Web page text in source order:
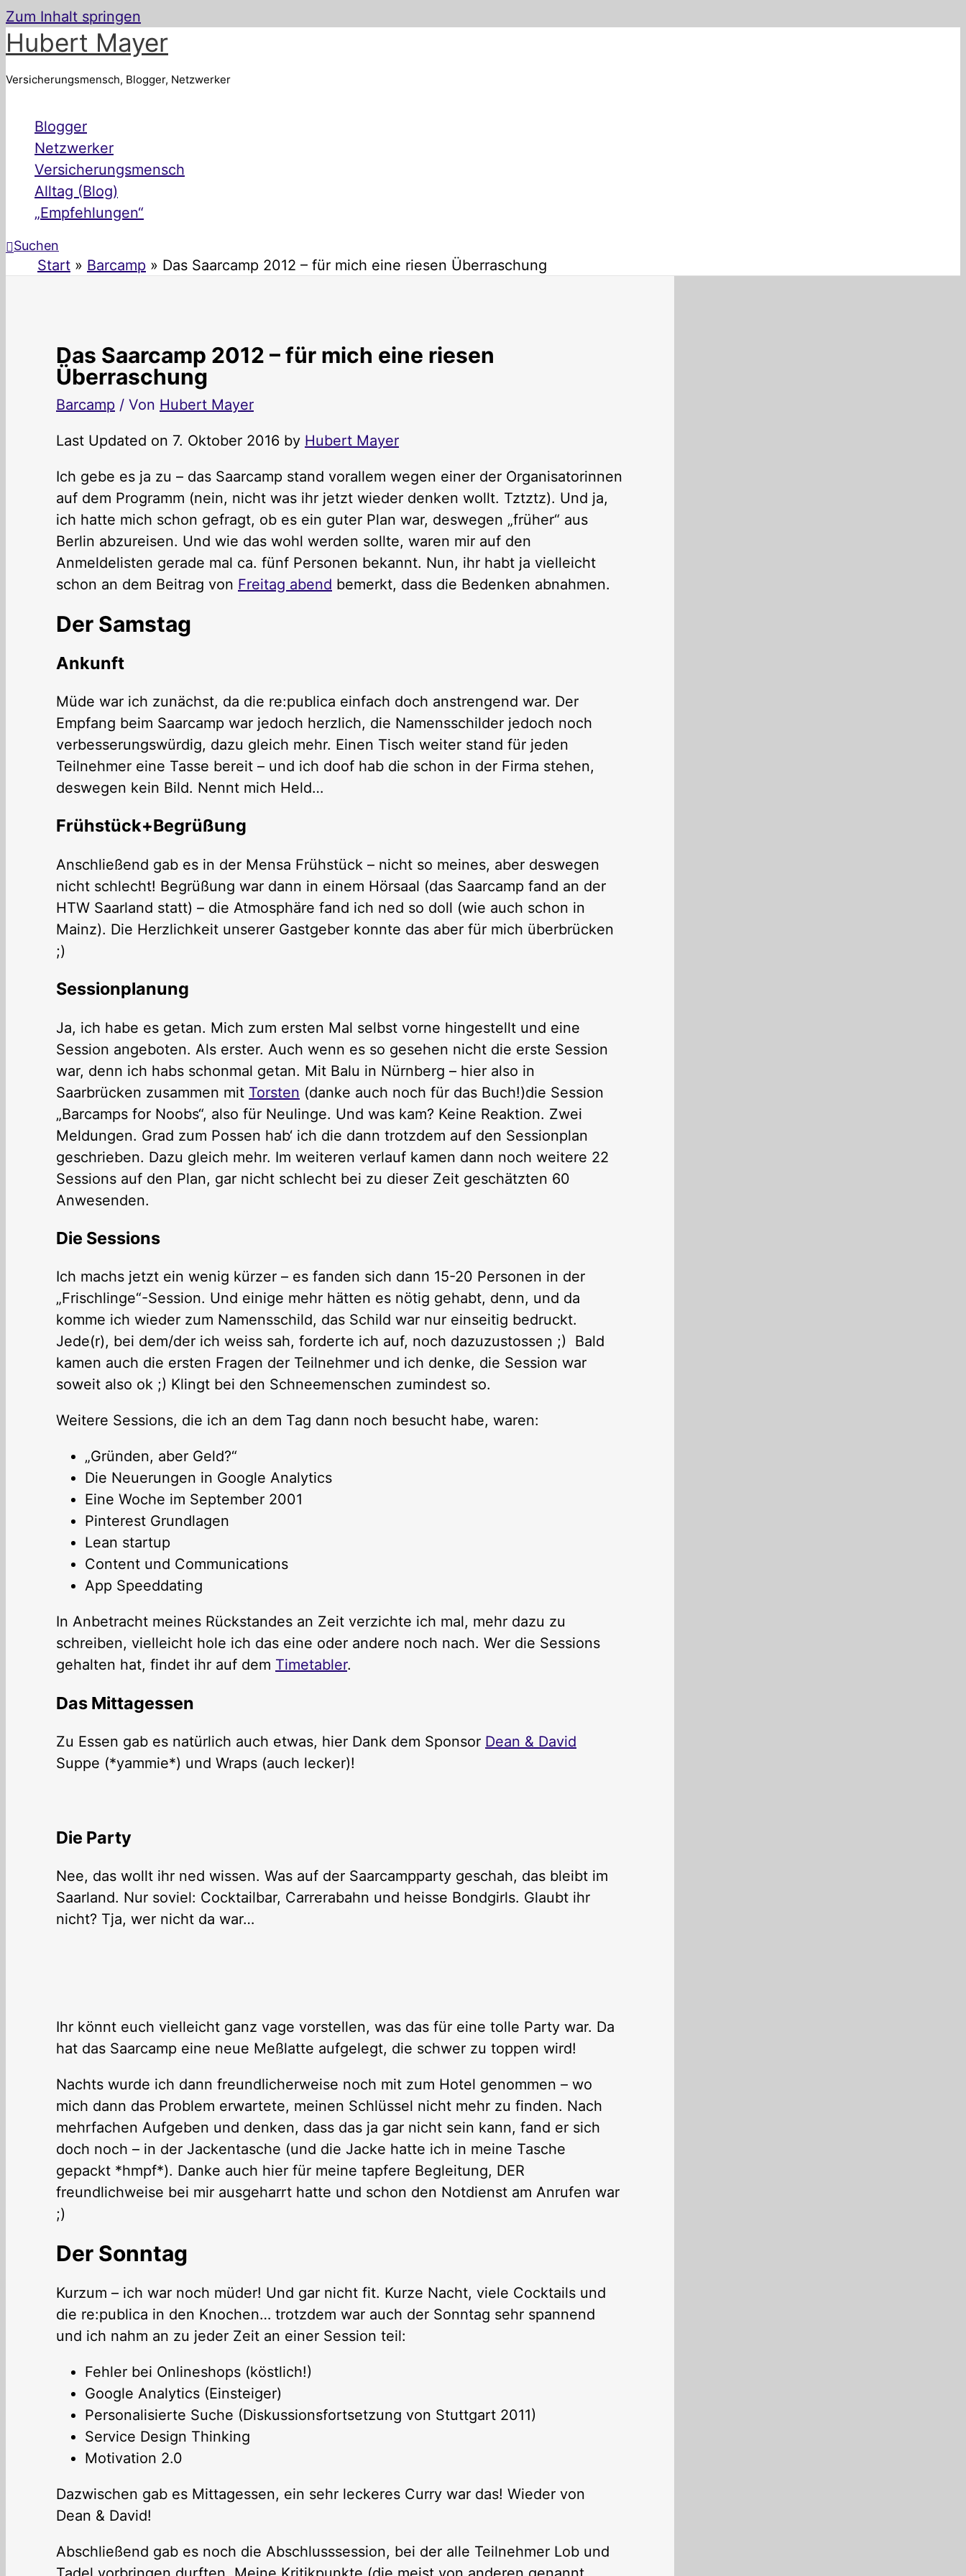
Zum Inhalt springen
Hubert Mayer
Versicherungsmensch, Blogger, Netzwerker
Blogger
Netzwerker
Versicherungsmensch
Alltag (Blog)
„Empfehlungen“
Suchen
Start Barcamp Das Saarcamp 2012 – für mich eine riesen Überraschung
Das Saarcamp 2012 – für mich eine riesen
Überraschung
Barcamp / Von Hubert Mayer
Last Updated on 7. Oktober 2016 by Hubert Mayer
Ich gebe es ja zu – das Saarcamp stand vorallem wegen einer der Organisatorinnen
auf dem Programm (nein, nicht was ihr jetzt wieder denken wollt. Tztztz). Und ja,
ich hatte mich schon gefragt, ob es ein guter Plan war, deswegen „früher“ aus
Berlin abzureisen. Und wie das wohl werden sollte, waren mir auf den
Anmeldelisten gerade mal ca. fünf Personen bekannt. Nun, ihr habt ja vielleicht
schon an dem Beitrag von Freitag abend bemerkt, dass die Bedenken abnahmen.
Der Samstag
Ankunft
Müde war ich zunächst, da die re:publica einfach doch anstrengend war. Der
Empfang beim Saarcamp war jedoch herzlich, die Namensschilder jedoch noch
verbesserungswürdig, dazu gleich mehr. Einen Tisch weiter stand für jeden
Teilnehmer eine Tasse bereit – und ich doof hab die schon in der Firma stehen,
deswegen kein Bild. Nennt mich Held…
Frühstück+Begrüßung
Anschließend gab es in der Mensa Frühstück – nicht so meines, aber deswegen
nicht schlecht! Begrüßung war dann in einem Hörsaal (das Saarcamp fand an der
HTW Saarland statt) – die Atmosphäre fand ich ned so doll (wie auch schon in
Mainz). Die Herzlichkeit unserer Gastgeber konnte das aber für mich überbrücken
;)
Sessionplanung
Ja, ich habe es getan. Mich zum ersten Mal selbst vorne hingestellt und eine
Session angeboten. Als erster. Auch wenn es so gesehen nicht die erste Session
war, denn ich habs schonmal getan. Mit Balu in Nürnberg – hier also in
Saarbrücken zusammen mit Torsten (danke auch noch für das Buch!)die Session
„Barcamps for Noobs“, also für Neulinge. Und was kam? Keine Reaktion. Zwei
Meldungen. Grad zum Possen hab‘ ich die dann trotzdem auf den Sessionplan
geschrieben. Dazu gleich mehr. Im weiteren verlauf kamen dann noch weitere 22
Sessions auf den Plan, gar nicht schlecht bei zu dieser Zeit geschätzten 60
Anwesenden.
Die Sessions
Ich machs jetzt ein wenig kürzer – es fanden sich dann 15-20 Personen in der
„Frischlinge“-Session. Und einige mehr hätten es nötig gehabt, denn, und da
komme ich wieder zum Namensschild, das Schild war nur einseitig bedruckt.
Jede(r), bei dem/der ich weiss sah, forderte ich auf, noch dazuzustossen ;) Bald
kamen auch die ersten Fragen der Teilnehmer und ich denke, die Session war
soweit also ok ;) Klingt bei den Schneemenschen zumindest so.
Weitere Sessions, die ich an dem Tag dann noch besucht habe, waren:
„Gründen, aber Geld?“
Die Neuerungen in Google Analytics
Eine Woche im September 2001
Pinterest Grundlagen
Lean startup
Content und Communications
App Speeddating
In Anbetracht meines Rückstandes an Zeit verzichte ich mal, mehr dazu zu
schreiben, vielleicht hole ich das eine oder andere noch nach. Wer die Sessions
gehalten hat, findet ihr auf dem Timetabler.
Das Mittagessen
Zu Essen gab es natürlich auch etwas, hier Dank dem Sponsor Dean & David
Suppe (*yammie*) und Wraps (auch lecker)!
Die Party
Nee, das wollt ihr ned wissen. Was auf der Saarcampparty geschah, das bleibt im
Saarland. Nur soviel: Cocktailbar, Carrerabahn und heisse Bondgirls. Glaubt ihr
nicht? Tja, wer nicht da war…
Ihr könnt euch vielleicht ganz vage vorstellen, was das für eine tolle Party war. Da
hat das Saarcamp eine neue Meßlatte aufgelegt, die schwer zu toppen wird!
Nachts wurde ich dann freundlicherweise noch mit zum Hotel genommen – wo
mich dann das Problem erwartete, meinen Schlüssel nicht mehr zu finden. Nach
mehrfachen Aufgeben und denken, dass das ja gar nicht sein kann, fand er sich
doch noch – in der Jackentasche (und die Jacke hatte ich in meine Tasche
gepackt *hmpf*). Danke auch hier für meine tapfere Begleitung, DER
freundlichweise bei mir ausgeharrt hatte und schon den Notdienst am Anrufen war
;)
Der Sonntag
Kurzum – ich war noch müder! Und gar nicht fit. Kurze Nacht, viele Cocktails und
die re:publica in den Knochen… trotzdem war auch der Sonntag sehr spannend
und ich nahm an zu jeder Zeit an einer Session teil:
Fehler bei Onlineshops (köstlich!)
Google Analytics (Einsteiger)
Personalisierte Suche (Diskussionsfortsetzung von Stuttgart 2011)
Service Design Thinking
Motivation 2.0
Dazwischen gab es Mittagessen, ein sehr leckeres Curry war das! Wieder von
Dean & David!
Abschließend gab es noch die Abschlusssession, bei der alle Teilnehmer Lob und